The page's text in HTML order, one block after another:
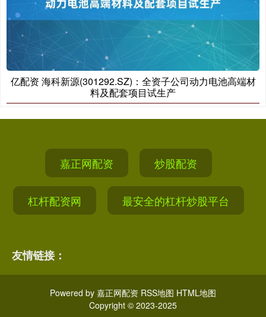
亿配资 海科新源(301292.SZ)：全资子公司动力电池高端材
料及配套项目试生产
嘉正网配资 炒股配资
杠杆配资网 最安全的杠杆炒股平台
友情链接：
Powered by 嘉正网配资 RSS地图 HTML地图
Copyright © 2023-2025